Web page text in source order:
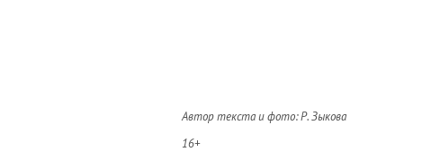
Автор текста и фото: Р. Зыкова
16+